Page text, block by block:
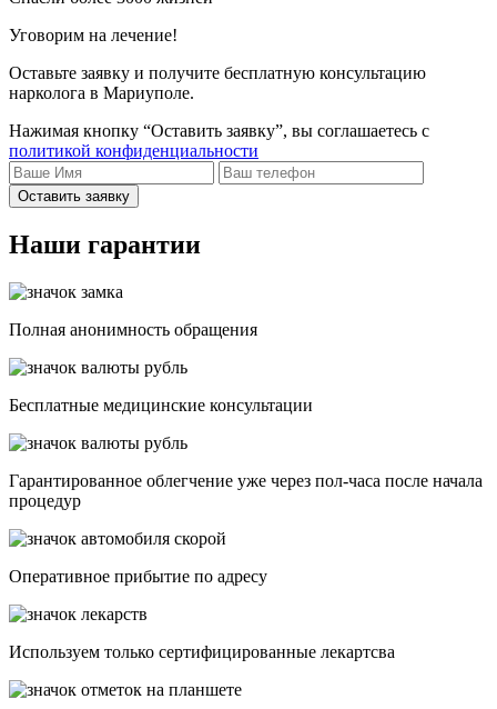
Уговорим на лечение!
Оставьте заявку и получите бесплатную консультацию
нарколога в Мариуполе.
Нажимая кнопку “Оставить заявку”, вы соглашаетесь с
политикой конфиденциальности
Оставить заявку
Наши гарантии
Полная анонимность обращения
Бесплатные медицинские консультации
Гарантированное облегчение уже через пол-часа после начала
процедур
Опеpативное прибытие по адресу
Используем только сертифицированные лекартсва